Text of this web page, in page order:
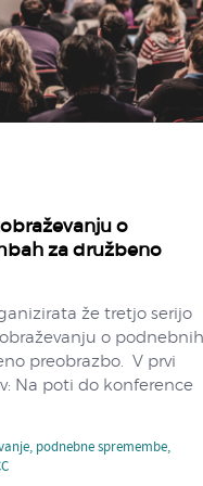
o
za družbeno
že tretjo serijo
o podnebnih
preobrazbo. V prvi
Na poti do konference
, podnebne spremembe,